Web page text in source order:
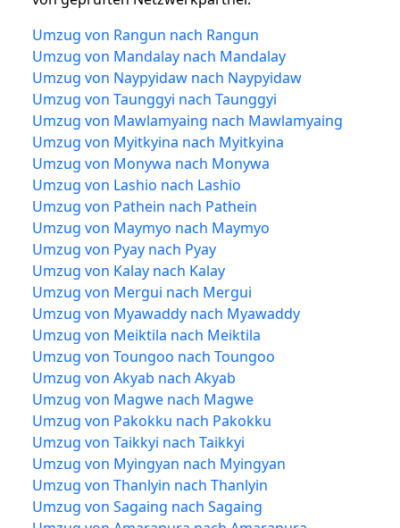
Umzug von Rangun nach Rangun
Umzug von Mandalay nach Mandalay
Umzug von Naypyidaw nach Naypyidaw
Umzug von Taunggyi nach Taunggyi
Umzug von Mawlamyaing nach Mawlamyaing
Umzug von Myitkyina nach Myitkyina
Umzug von Monywa nach Monywa
Umzug von Lashio nach Lashio
Umzug von Pathein nach Pathein
Umzug von Maymyo nach Maymyo
Umzug von Pyay nach Pyay
Umzug von Kalay nach Kalay
Umzug von Mergui nach Mergui
Umzug von Myawaddy nach Myawaddy
Umzug von Meiktila nach Meiktila
Umzug von Toungoo nach Toungoo
Umzug von Akyab nach Akyab
Umzug von Magwe nach Magwe
Umzug von Pakokku nach Pakokku
Umzug von Taikkyi nach Taikkyi
Umzug von Myingyan nach Myingyan
Umzug von Thanlyin nach Thanlyin
Umzug von Sagaing nach Sagaing